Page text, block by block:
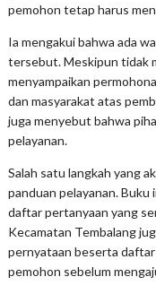
pemohon tetap harus
Ia mengakui bahwa ada
tersebut. Meskipun tidak
menyampaikan
dan masyarakat atas
juga menyebut bahwa
pelayanan.
Salah satu langkah yang
panduan pelayanan.
daftar pertanyaan yang
Kecamatan Tembalang
pernyataan beserta
pemohon sebelum